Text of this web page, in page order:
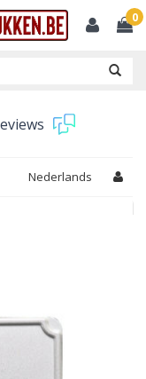
0
Nederlands